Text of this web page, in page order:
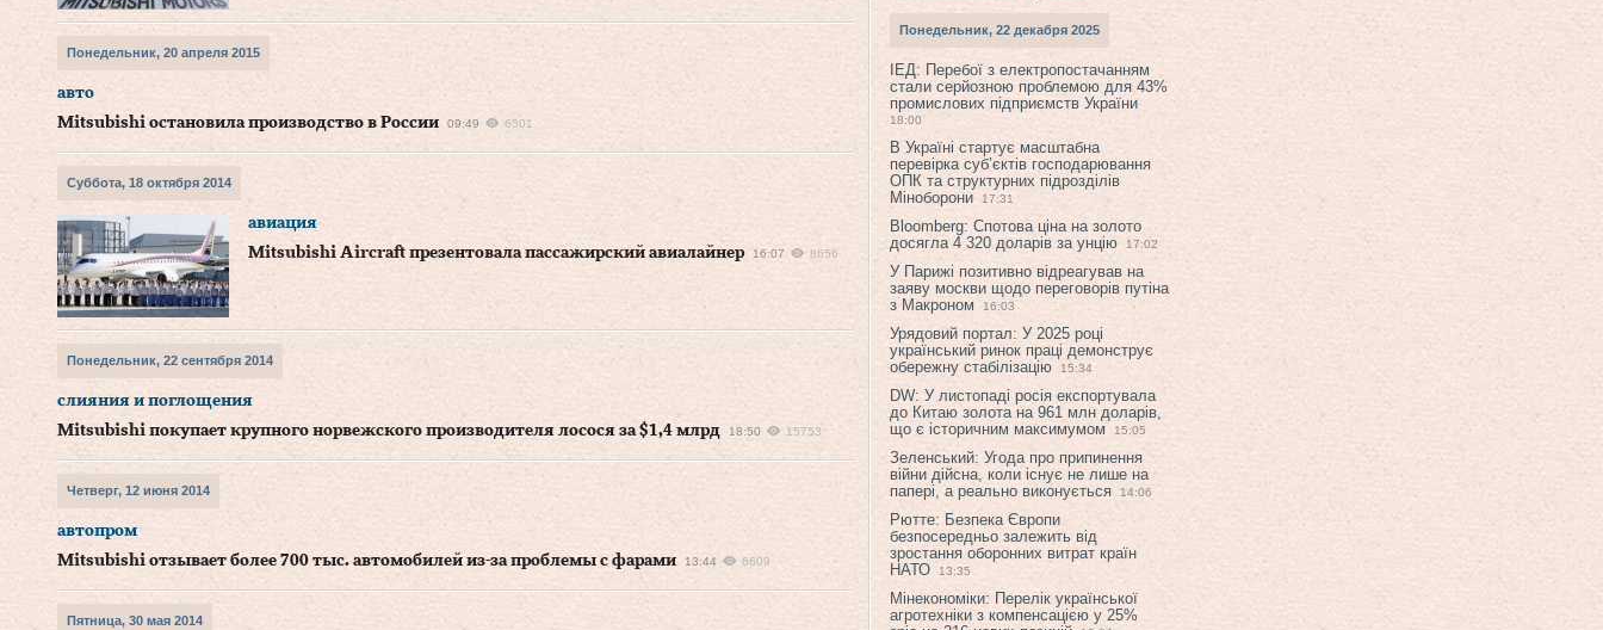
Понедельник, 20 апреля 2015
авто
Mitsubishi остановила производство в России
09:49 6501
Суббота, 18 октября 2014
авиация
Mitsubishi Aircraft презентовала пассажирский авиалайнер
16:07 8656
Понедельник, 22 сентября 2014
слияния и поглощения
Mitsubishi покупает крупного норвежского производителя лосося за $1,4 млрд
18:50 15753
Четверг, 12 июня 2014
автопром
Mitsubishi отзывает более 700 тыс. автомобилей из-за проблемы с фарами
13:44 6609
Пятница, 30 мая 2014
Понедельник, 22 декабря 2025
ІЕД: Перебої з електропостачанням
стали серйозною проблемою для 43%
промислових підприємств України
18:00
В Україні стартує масштабна
перевірка суб’єктів господарювання
ОПК та структурних підрозділів
Міноборони
17:31
Bloomberg: Спотова ціна на золото
досягла 4 320 доларів за унцію
17:02
У Парижі позитивно відреагував на
заяву москви щодо переговорів путіна
з Макроном
16:03
Урядовий портал: У 2025 році
український ринок праці демонструє
обережну стабілізацію
15:34
DW: У листопаді росія експортувала
до Китаю золота на 961 млн доларів,
що є історичним максимумом
15:05
Зеленський: Угода про припинення
війни дійсна, коли існує не лише на
папері, а реально виконується
14:06
Рютте: Безпека Європи
безпосередньо залежить від
зростання оборонних витрат країн
НАТО
13:35
Мінекономіки: Перелік української
агротехніки з компенсацією у 25%